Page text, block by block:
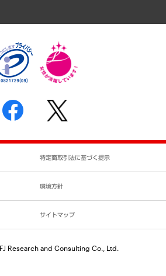
請求の手続きについて
特定商取引法に基づく提示
環境方針
サイトマップ
Research and Consulting Co., Ltd.